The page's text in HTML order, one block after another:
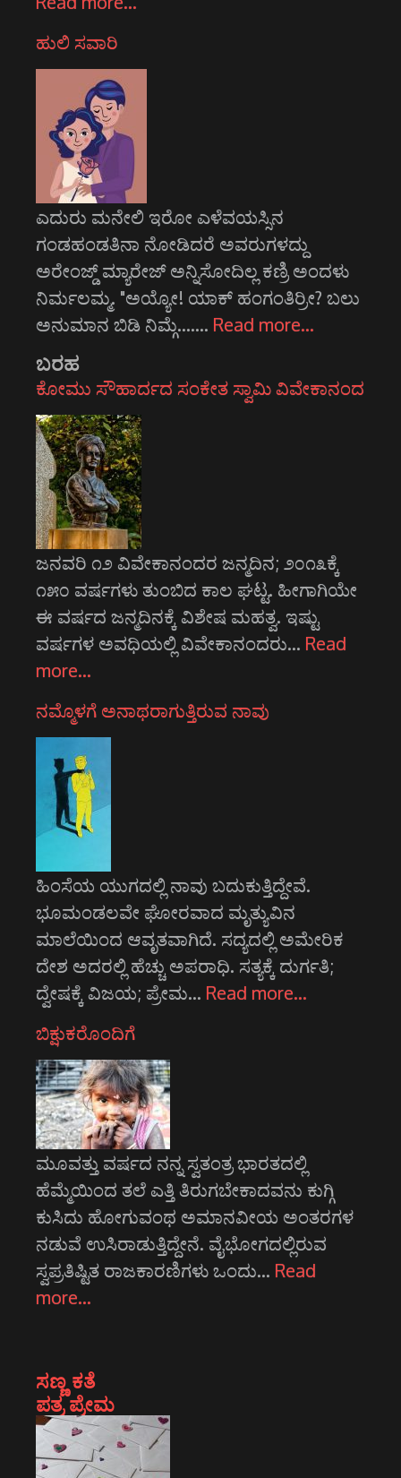
ಹುಲಿ ಸವಾರಿ
ಎದುರು ಮನೇಲಿ ಇರೋ ಎಳೆವಯಸ್ಸಿನ
ಗಂಡಹಂಡತಿನಾ ನೋಡಿದರೆ ಅವರುಗಳದ್ದು
ಅರೇಂಜ್ಡ್ ಮ್ಯಾರೇಜ್‌ ಅನ್ನಿಸೋದಿಲ್ಲ ಕಣ್ರಿ ಅಂದಳು
ನಿರ್ಮಲಮ್ಮ. "ಅಯ್ಯೋ! ಯಾಕ್‌ ಹಂಗಂತಿರ್ರೀ? ಬಲು
ಅನುಮಾನ ಬಿಡಿ ನಿಮ್ಗೆ....… Read more…
ಬರಹ
ಕೋಮು ಸೌಹಾರ್ದದ ಸಂಕೇತ ಸ್ವಾಮಿ ವಿವೇಕಾನಂದ
ಜನವರಿ ೧೨ ವಿವೇಕಾನಂದರ ಜನ್ಮದಿನ; ೨೦೧೩ಕ್ಕೆ
೧೫೦ ವರ್ಷಗಳು ತುಂಬಿದ ಕಾಲ ಘಟ್ಟ. ಹೀಗಾಗಿಯೇ
ಈ ವರ್ಷದ ಜನ್ಮದಿನಕ್ಕೆ ವಿಶೇಷ ಮಹತ್ವ. ಇಷ್ಟು
ವರ್ಷಗಳ ಅವಧಿಯಲ್ಲಿ ವಿವೇಕಾನಂದರು… Read
more…
ನಮ್ಮೊಳಗೆ ಅನಾಥರಾಗುತ್ತಿರುವ ನಾವು
ಹಿಂಸೆಯ ಯುಗದಲ್ಲಿ ನಾವು ಬದುಕುತ್ತಿದ್ದೇವೆ.
ಭೂಮಂಡಲವೇ ಘೋರವಾದ ಮೃತ್ಯುವಿನ
ಮಾಲೆಯಿಂದ ಆವೃತವಾಗಿದೆ. ಸದ್ಯದಲ್ಲಿ ಅಮೇರಿಕ
ದೇಶ ಅದರಲ್ಲಿ ಹೆಚ್ಚು ಅಪರಾಧಿ. ಸತ್ಯಕ್ಕೆ ದುರ್ಗತಿ;
ದ್ವೇಷಕ್ಕೆ ವಿಜಯ; ಪ್ರೇಮ… Read more…
ಬಿಕ್ಷುಕರೊಂದಿಗೆ
ಮೂವತ್ತು ವರ್ಷದ ನನ್ನ ಸ್ವತಂತ್ರ ಭಾರತದಲ್ಲಿ
ಹೆಮ್ಮೆಯಿಂದ ತಲೆ ಎತ್ತಿ ತಿರುಗಬೇಕಾದವನು ಕುಗ್ಗಿ
ಕುಸಿದು ಹೋಗುವಂಥ ಅಮಾನವೀಯ ಅಂತರಗಳ
ನಡುವೆ ಉಸಿರಾಡುತ್ತಿದ್ದೇನೆ. ವೈಭೋಗದಲ್ಲಿರುವ
ಸ್ವಪ್ರತಿಷ್ಟಿತ ರಾಜಕಾರಣಿಗಳು ಒಂದು… Read
more…
ಸಣ್ಣ ಕತೆ
ಪತ್ರ ಪ್ರೇಮ